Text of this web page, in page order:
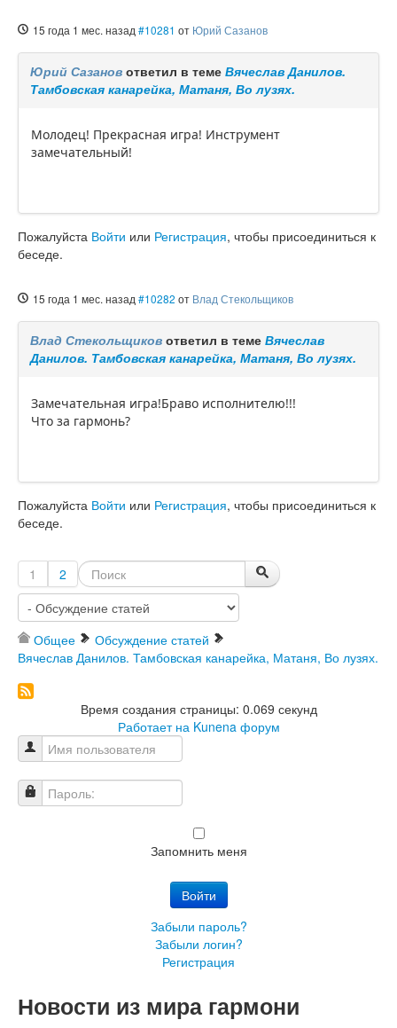
15 года 1 мес. назад #10281 от Юрий Сазанов
Юрий Сазанов ответил в теме Вячеслав Данилов.
Тамбовская канарейка, Матаня, Во лузях.
Молодец! Прекрасная игра! Инструмент
замечательный!
Пожалуйста Войти или Регистрация, чтобы присоединиться к
беседе.
15 года 1 мес. назад #10282 от Влад Стекольщиков
Влад Стекольщиков ответил в теме Вячеслав
Данилов. Тамбовская канарейка, Матаня, Во лузях.
Замечательная игра!Браво исполнителю!!!
Что за гармонь?
Пожалуйста Войти или Регистрация, чтобы присоединиться к
беседе.
1 2
Общее
Обсуждение статей
Вячеслав Данилов. Тамбовская канарейка, Матаня, Во лузях.
Время создания страницы: 0.069 секунд
Работает на Kunena форум
Имя пользователя
Пароль:
Запомнить меня
Войти
Забыли пароль?
Забыли логин?
Регистрация
Новости из мира гармони